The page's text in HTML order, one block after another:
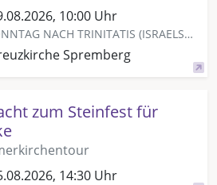
10:00 Uhr
10. SONNTAG NACH TRINITATIS (ISRAELSONNTAG)
Spremberg
zum Steinfest für
14:30 Uhr